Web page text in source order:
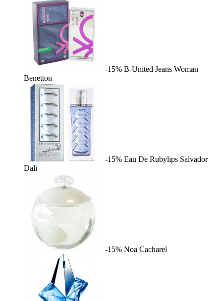
-15% B-United Jeans Woman
Benetton
-15% Eau De Rubylips Salvador
Dali
-15% Noa Cacharel